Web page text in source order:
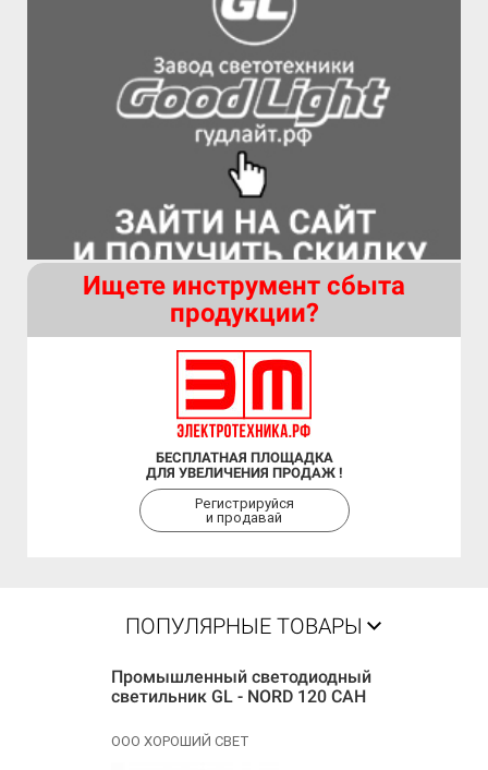
Ищете инструмент сбыта
продукции?
БЕСПЛАТНАЯ ПЛОЩАДКА
ДЛЯ УВЕЛИЧЕНИЯ ПРОДАЖ !
Регистрируйся
и продавай
ПОПУЛЯРНЫЕ ТОВАРЫ
Промышленный светодиодный
светильник GL - NORD 120 САН
ООО ХОРОШИЙ СВЕТ